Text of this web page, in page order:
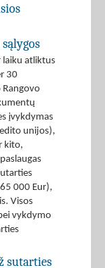
laiku atliktus
30
įvykdymas
unijos),
kito,
000 Eur),
Visos
vykdymo
sutarties